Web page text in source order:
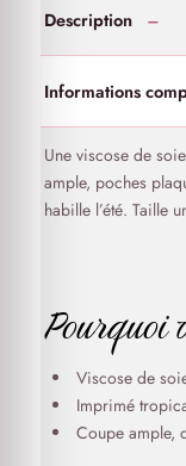
Description
Informations
Une viscose de
ample, poches
habille l’été. Taille
Pourquoi
Viscose de
Imprimé
Coupe ample,